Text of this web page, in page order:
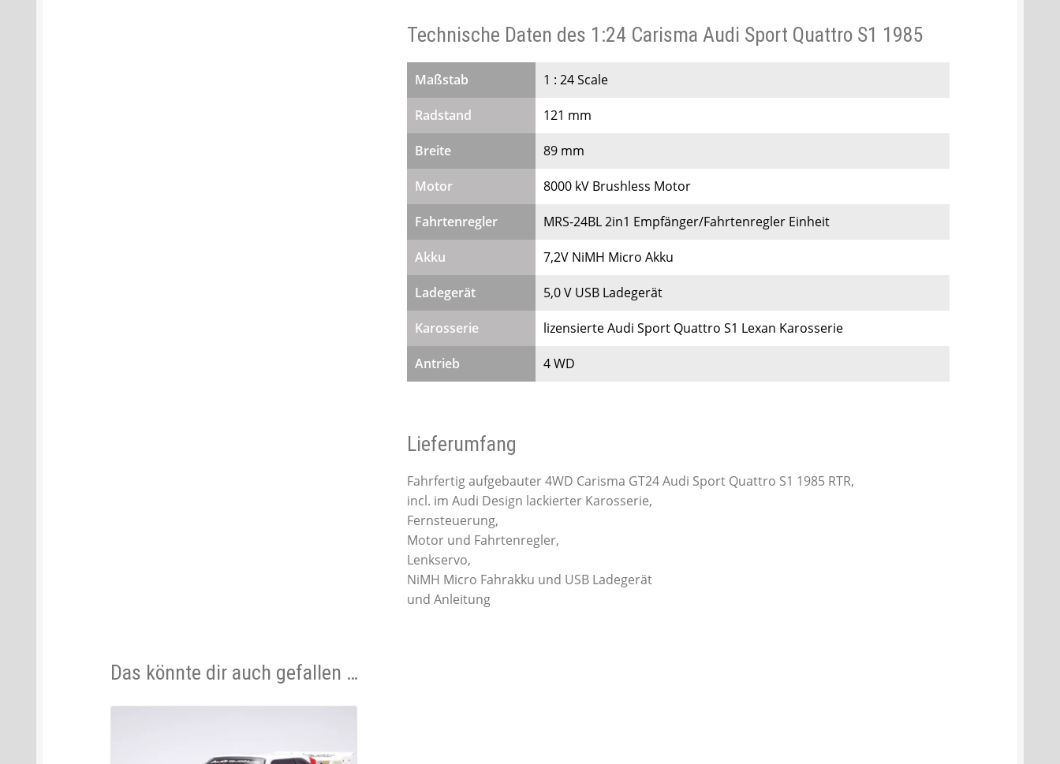
Technische Daten des 1:24 Carisma Audi Sport Quattro S1 1985
Maßstab 1 : 24 Scale
Radstand 121 mm
Breite 89 mm
Motor 8000 kV Brushless Motor
Fahrtenregler MRS-24BL 2in1 Empfänger/Fahrtenregler Einheit
Akku 7,2V NiMH Micro Akku
Ladegerät 5,0 V USB Ladegerät
Karosserie lizensierte Audi Sport Quattro S1 Lexan Karosserie
Antrieb 4 WD
Lieferumfang
Fahrfertig aufgebauter 4WD Carisma GT24 Audi Sport Quattro S1 1985 RTR,
incl. im Audi Design lackierter Karosserie,
Fernsteuerung,
Motor und Fahrtenregler,
Lenkservo,
NiMH Micro Fahrakku und USB Ladegerät
und Anleitung
Das könnte dir auch gefallen …